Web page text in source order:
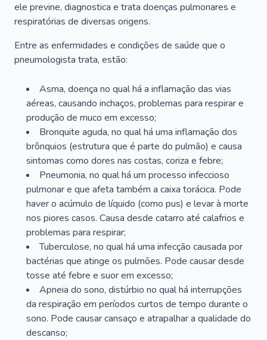
ele previne, diagnostica e trata doenças pulmonares e
respiratórias de diversas origens.
Entre as enfermidades e condições de saúde que o
pneumologista trata, estão:
Asma, doença no qual há a inflamação das vias
aéreas, causando inchaços, problemas para respirar e
produção de muco em excesso;
Bronquite aguda, no qual há uma inflamação dos
brônquios (estrutura que é parte do pulmão) e causa
sintomas como dores nas costas, coriza e febre;
Pneumonia, no qual há um processo infeccioso
pulmonar e que afeta também a caixa torácica. Pode
haver o acúmulo de líquido (como pus) e levar à morte
nos piores casos. Causa desde catarro até calafrios e
problemas para respirar;
Tuberculose, no qual há uma infecção causada por
bactérias que atinge os pulmões. Pode causar desde
tosse até febre e suor em excesso;
Apneia do sono, distúrbio no qual há interrupções
da respiração em períodos curtos de tempo durante o
sono. Pode causar cansaço e atrapalhar a qualidade do
descanso;